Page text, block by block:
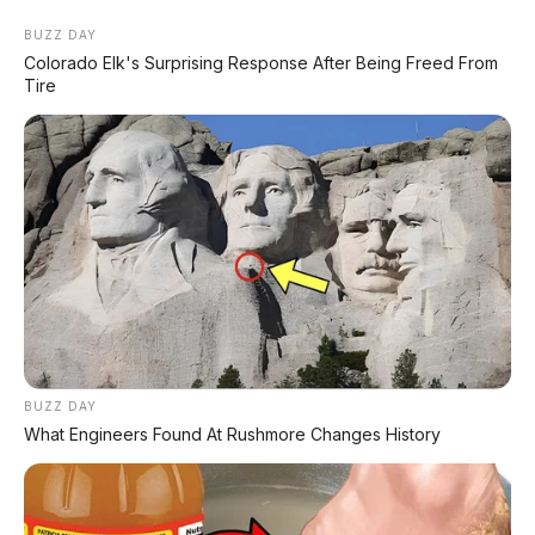
Home»harga» motor honda
Update Harga Motor Honda Bali Februari
2026: Denpasar, Badung, Tabanan,
Singaraja, Negara
BUZZ DAY
Colorado Elk's Surprising Response After Being Freed From
Tire
BUZZ DAY
What Engineers Found At Rushmore Changes History